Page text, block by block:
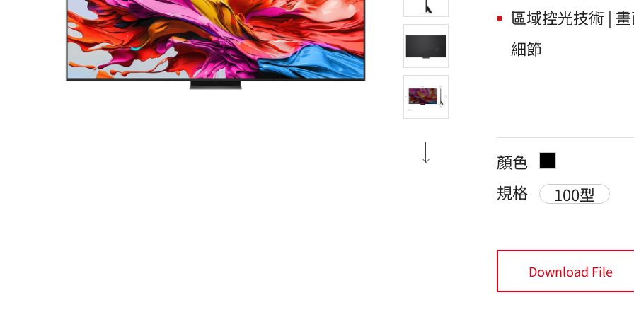
區域控光技術 |
細節
顏色
規格
100型
Download File